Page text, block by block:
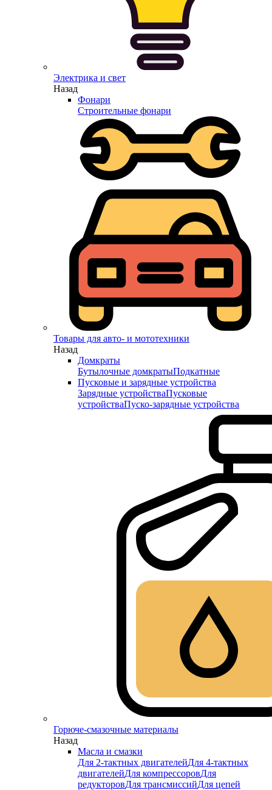
Электрика и свет
Назад
Фонари
Строительные фонари
Товары для авто- и мототехники
Назад
Домкраты
Бутылочные домкратыПодкатные
Пусковые и зарядные устройства
Зарядные устройстваПусковые
устройстваПуско-зарядные устройства
Горюче-смазочные материалы
Назад
Масла и смазки
Для 2-тактных двигателейДля 4-тактных
двигателейДля компрессоровДля
редукторовДля трансмиссийДля цепей